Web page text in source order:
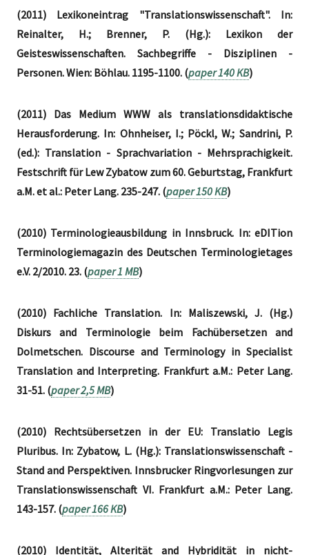
(2011) Lexikoneintrag "Translationswissenschaft". In:
Reinalter, H.; Brenner, P. (Hg.): Lexikon der
Geisteswissenschaften. Sachbegriffe - Disziplinen -
Personen. Wien: Böhlau. 1195-1100. (paper 140 KB)
(2011) Das Medium WWW als translationsdidaktische
Herausforderung. In: Ohnheiser, I.; Pöckl, W.; Sandrini, P.
(ed.): Translation - Sprachvariation - Mehrsprachigkeit.
Festschrift für Lew Zybatow zum 60. Geburtstag, Frankfurt
a.M. et al.: Peter Lang. 235-247. (paper 150 KB)
(2010) Terminologieausbildung in Innsbruck. In: eDITion
Terminologiemagazin des Deutschen Terminologietages
e.V. 2/2010. 23. (paper 1 MB)
(2010) Fachliche Translation. In: Maliszewski, J. (Hg.)
Diskurs and Terminologie beim Fachübersetzen and
Dolmetschen. Discourse and Terminology in Specialist
Translation and Interpreting. Frankfurt a.M.: Peter Lang.
31-51. (paper 2,5 MB)
(2010) Rechtsübersetzen in der EU: Translatio Legis
Pluribus. In: Zybatow, L. (Hg.): Translationswissenschaft -
Stand and Perspektiven. Innsbrucker Ringvorlesungen zur
Translationswissenschaft VI. Frankfurt a.M.: Peter Lang.
143-157. (paper 166 KB)
(2010) Identität, Alterität and Hybridität in nicht-